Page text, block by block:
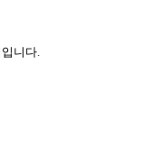
니다.